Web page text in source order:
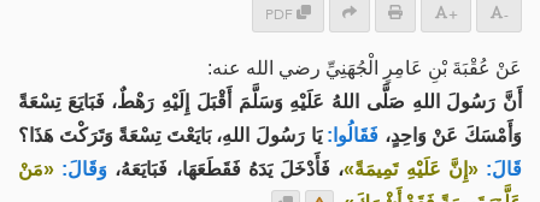
PDF + -
عَنْ عُقْبَةَ بْنِ عَامِرٍ الْجُهَنِيِّ رضي الله عنه:
أَنَّ رَسُولَ اللهِ صَلَّى اللهُ عَلَيْهِ وَسَلَّمَ أَقْبَلَ إِلَيْهِ رَهْطٌ، فَبَايَعَ تِسْعَةً
وَأَمْسَكَ عَنْ وَاحِدٍ، فَقَالُوا: يَا رَسُولَ اللهِ، بَايَعْتَ تِسْعَةً وَتَرَكْتَ هَذَا؟
قَالَ: «إِنَّ عَلَيْهِ تَمِيمَةً»، فَأَدْخَلَ يَدَهُ فَقَطَعَهَا، فَبَايَعَهُ، وَقَالَ: «مَنْ